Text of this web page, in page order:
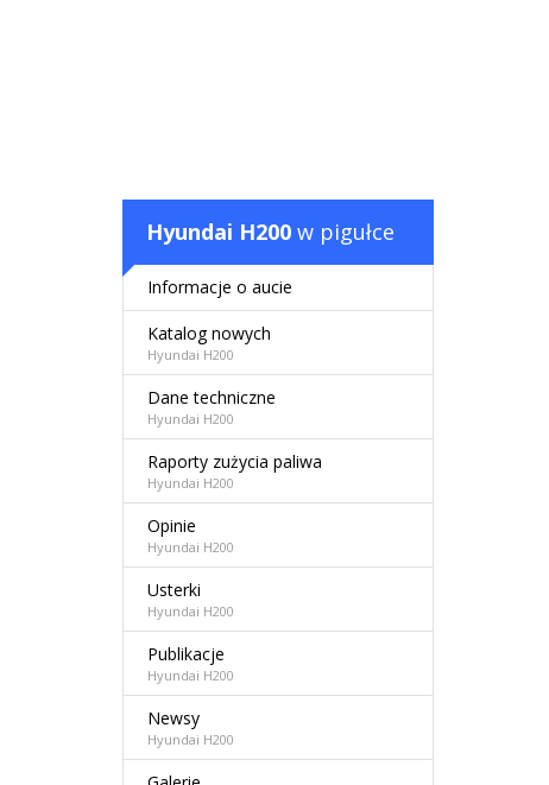
Hyundai H200 w pigułce
Informacje o aucie
Katalog nowych
Hyundai H200
Dane techniczne
Hyundai H200
Raporty zużycia paliwa
Hyundai H200
Opinie
Hyundai H200
Usterki
Hyundai H200
Publikacje
Hyundai H200
Newsy
Hyundai H200